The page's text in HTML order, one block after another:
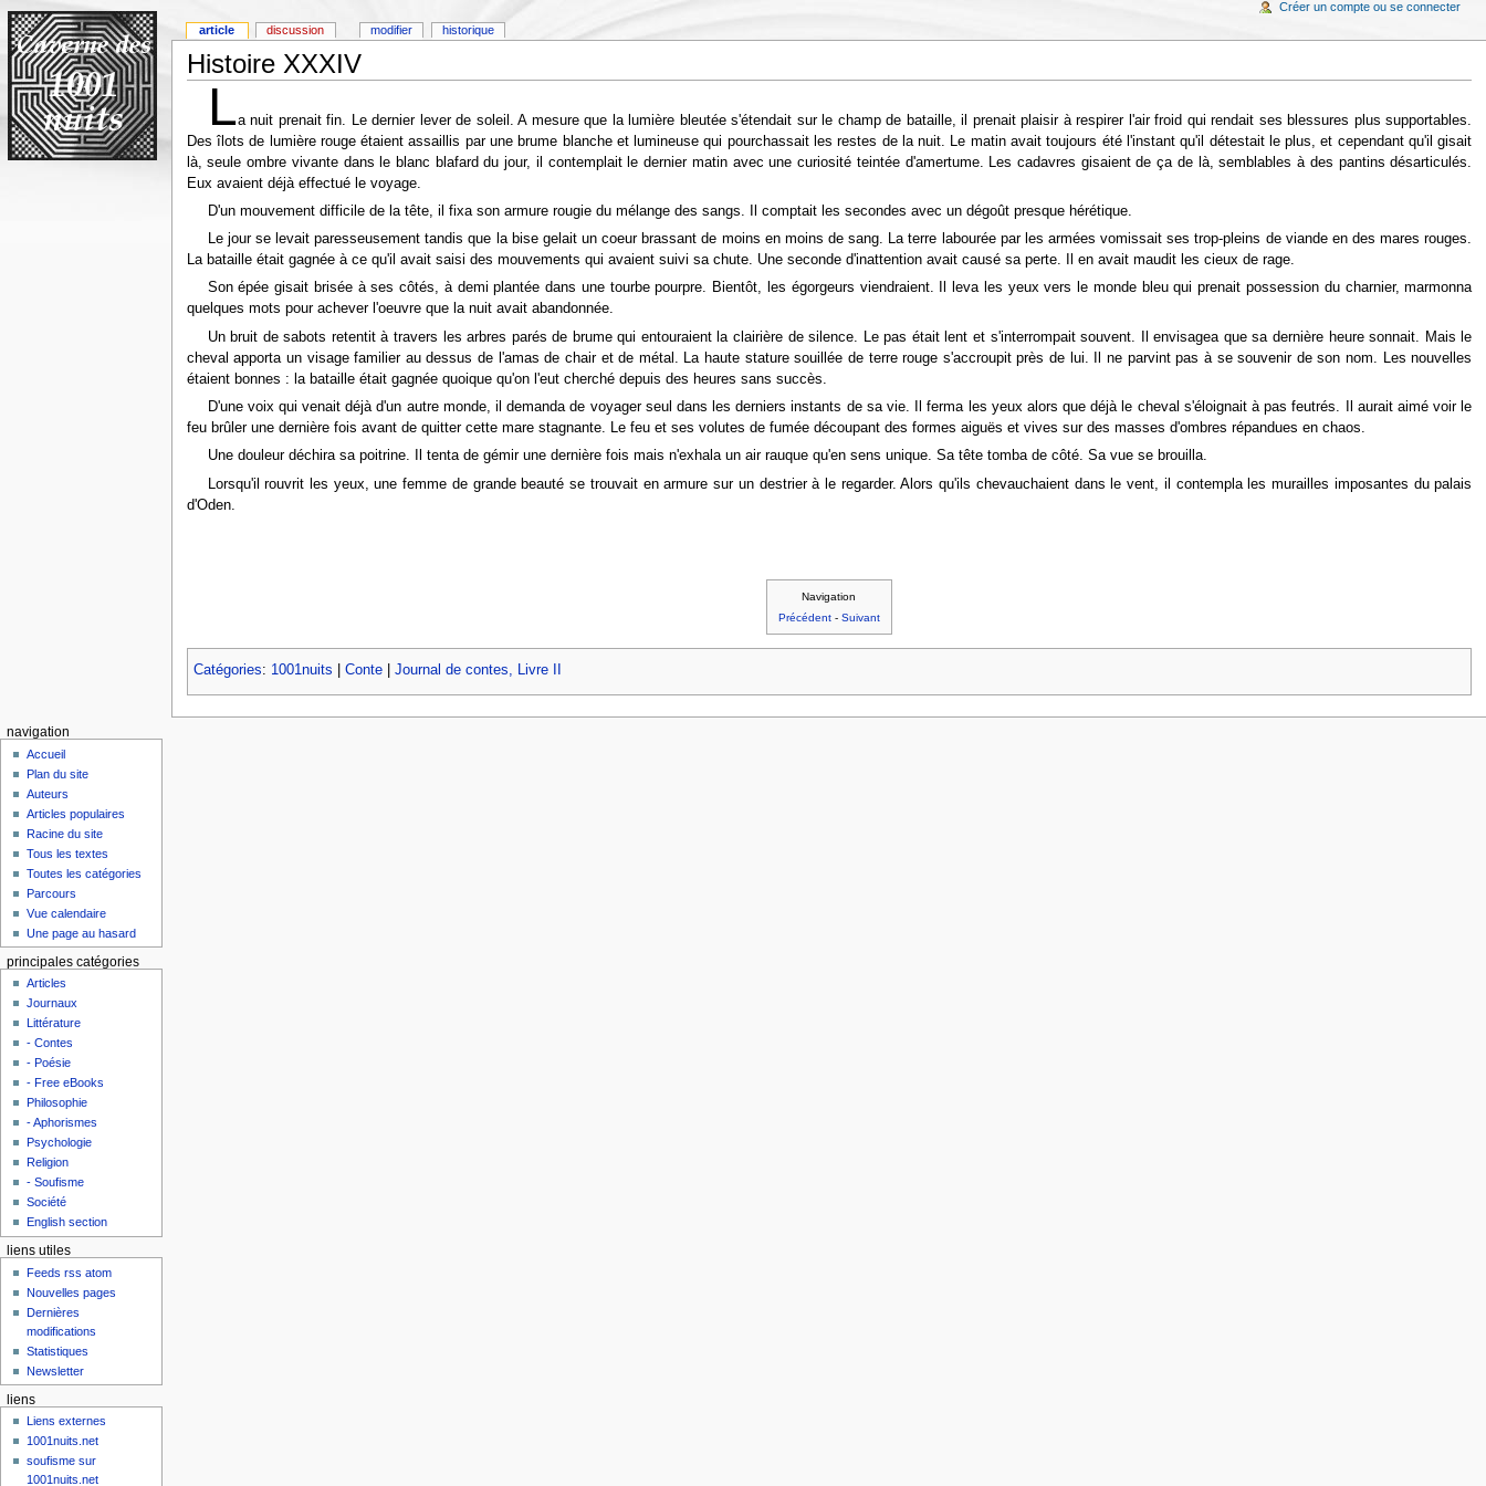
Histoire XXXIV
La nuit prenait fin. Le dernier lever de soleil. A mesure que la lumière bleutée s'étendait sur le champ de bataille, il prenait plaisir à respirer l'air froid qui rendait ses blessures plus supportables.
Des îlots de lumière rouge étaient assaillis par une brume blanche et lumineuse qui pourchassait les restes de la nuit. Le matin avait toujours été l'instant qu'il détestait le plus, et cependant qu'il gisait
là, seule ombre vivante dans le blanc blafard du jour, il contemplait le dernier matin avec une curiosité teintée d'amertume. Les cadavres gisaient de ça de là, semblables à des pantins désarticulés.
Eux avaient déjà effectué le voyage.
D'un mouvement difficile de la tête, il fixa son armure rougie du mélange des sangs. Il comptait les secondes avec un dégoût presque hérétique.
Le jour se levait paresseusement tandis que la bise gelait un coeur brassant de moins en moins de sang. La terre labourée par les armées vomissait ses trop-pleins de viande en des mares rouges.
La bataille était gagnée à ce qu'il avait saisi des mouvements qui avaient suivi sa chute. Une seconde d'inattention avait causé sa perte. Il en avait maudit les cieux de rage.
Son épée gisait brisée à ses côtés, à demi plantée dans une tourbe pourpre. Bientôt, les égorgeurs viendraient. Il leva les yeux vers le monde bleu qui prenait possession du charnier, marmonna
quelques mots pour achever l'oeuvre que la nuit avait abandonnée.
Un bruit de sabots retentit à travers les arbres parés de brume qui entouraient la clairière de silence. Le pas était lent et s'interrompait souvent. Il envisagea que sa dernière heure sonnait. Mais le
cheval apporta un visage familier au dessus de l'amas de chair et de métal. La haute stature souillée de terre rouge s'accroupit près de lui. Il ne parvint pas à se souvenir de son nom. Les nouvelles
étaient bonnes : la bataille était gagnée quoique qu'on l'eut cherché depuis des heures sans succès.
D'une voix qui venait déjà d'un autre monde, il demanda de voyager seul dans les derniers instants de sa vie. Il ferma les yeux alors que déjà le cheval s'éloignait à pas feutrés. Il aurait aimé voir le
feu brûler une dernière fois avant de quitter cette mare stagnante. Le feu et ses volutes de fumée découpant des formes aiguës et vives sur des masses d'ombres répandues en chaos.
Une douleur déchira sa poitrine. Il tenta de gémir une dernière fois mais n'exhala un air rauque qu'en sens unique. Sa tête tomba de côté. Sa vue se brouilla.
Lorsqu'il rouvrit les yeux, une femme de grande beauté se trouvait en armure sur un destrier à le regarder. Alors qu'ils chevauchaient dans le vent, il contempla les murailles imposantes du palais
d'Oden.
Navigation
Précédent- Suivant
Catégories: 1001nuits Conte| Journal de contes, Livre II
article discussion modifier historique
Créer un compte ou se connecter
navigation
Accueil
Plan du site
Auteurs
Articles populaires
Racine du site
Tous les textes
Toutes les catégories
Parcours
Vue calendaire
Une page au hasard
principales catégories
Articles
Journaux
Littérature
- Contes
- Poésie
- Free eBooks
Philosophie
- Aphorismes
Psychologie
Religion
- Soufisme
Société
English section
liens utiles
Feeds rss atom
Nouvelles pages
Dernières
modifications
Statistiques
Newsletter
liens
Liens externes
1001nuits.net
soufisme sur
1001nuits.net